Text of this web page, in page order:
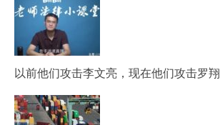
以前他们攻击李文亮，现在他们攻击罗翔